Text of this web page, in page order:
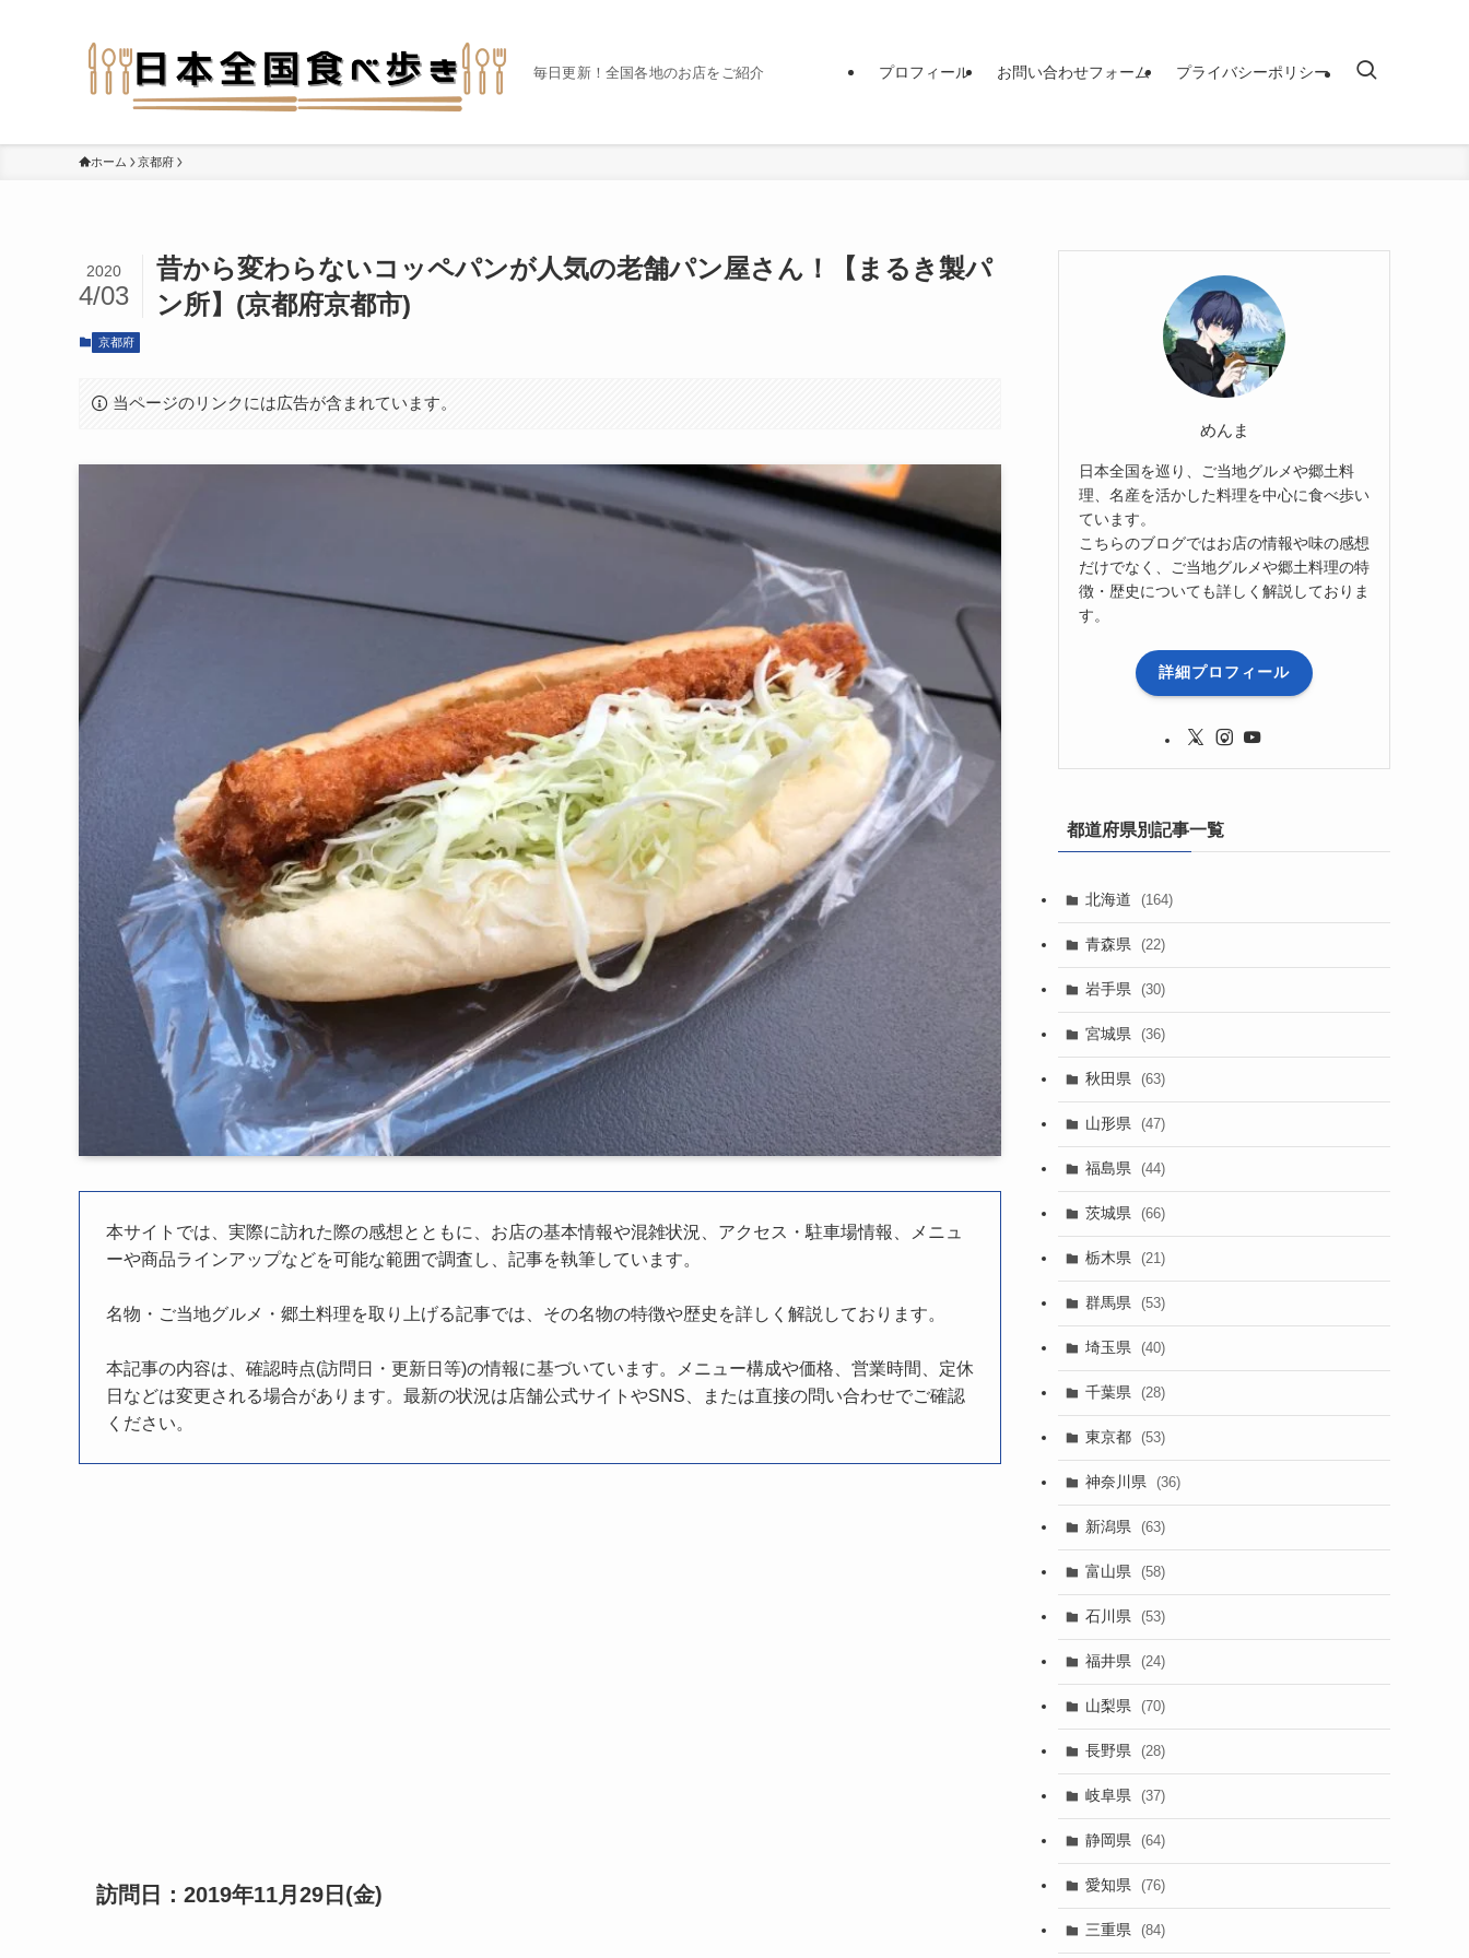
毎日更新！全国各地のお店をご紹介 プロフィール お問い合わせフォーム プライバシーポリシー
ホーム 京都府
昔から変わらないコッペパンが人気の老舗パン屋さん！【まるき製パ
ン所】(京都府京都市)
2020
4/03
京都府
当ページのリンクには広告が含まれています。
本サイトでは、実際に訪れた際の感想とともに、お店の基本情報や混雑状況、アクセス・駐車場情報、メニュ
ーや商品ラインアップなどを可能な範囲で調査し、記事を執筆しています。
名物・ご当地グルメ・郷土料理を取り上げる記事では、その名物の特徴や歴史を詳しく解説しております。
本記事の内容は、確認時点(訪問日・更新日等)の情報に基づいています。メニュー構成や価格、営業時間、定休
日などは変更される場合があります。最新の状況は店舗公式サイトやSNS、または直接の問い合わせでご確認
ください。
訪問日：2019年11月29日(金)
めんま
日本全国を巡り、ご当地グルメや郷土料
理、名産を活かした料理を中心に食べ歩い
ています。
こちらのブログではお店の情報や味の感想
だけでなく、ご当地グルメや郷土料理の特
徴・歴史についても詳しく解説しておりま
す。
詳細プロフィール
都道府県別記事一覧
北海道 (164)
青森県 (22)
岩手県 (30)
宮城県 (36)
秋田県 (63)
山形県 (47)
福島県 (44)
茨城県 (66)
栃木県 (21)
群馬県 (53)
埼玉県 (40)
千葉県 (28)
東京都 (53)
神奈川県 (36)
新潟県 (63)
富山県 (58)
石川県 (53)
福井県 (24)
山梨県 (70)
長野県 (28)
岐阜県 (37)
静岡県 (64)
愛知県 (76)
三重県 (84)